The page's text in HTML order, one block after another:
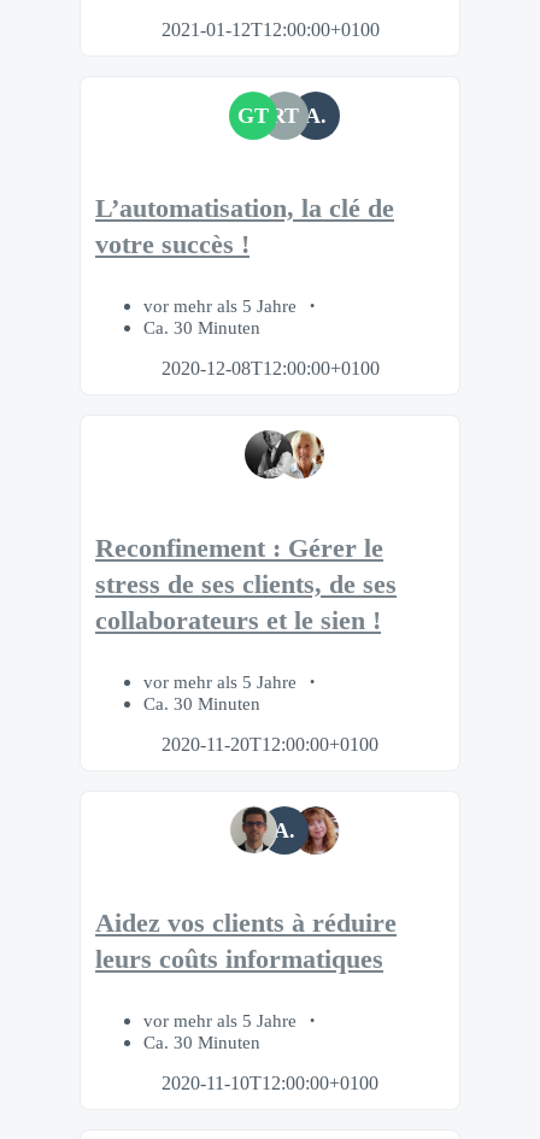
2021-01-12T12:00:00+0100
GT RT A.
L’automatisation, la clé de
votre succès !
vor mehr als 5 Jahre
Ca. 30 Minuten
2020-12-08T12:00:00+0100
Reconfinement : Gérer le
stress de ses clients, de ses
collaborateurs et le sien !
vor mehr als 5 Jahre
Ca. 30 Minuten
2020-11-20T12:00:00+0100
A.
Aidez vos clients à réduire
leurs coûts informatiques
vor mehr als 5 Jahre
Ca. 30 Minuten
2020-11-10T12:00:00+0100